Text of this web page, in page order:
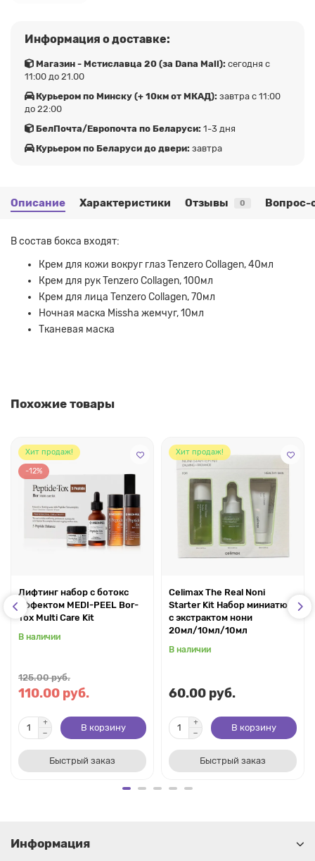
Информация о доставке:
Магазин - Мстиславца 20 (за Dana Mall): сегодня с
11:00 до 21.00
Курьером по Минску (+ 10км от МКАД): завтра с 11:00
до 22:00
БелПочта/Европочта по Беларуси: 1-3 дня
Курьером по Беларуси до двери: завтра
Описание Характеристики Отзывы 0 Вопрос-
В состав бокса входят:
Крем для кожи вокруг глаз Tenzero Collagen, 40мл
Крем для рук Tenzero Collagen, 100мл
Крем для лица Tenzero Collagen, 70мл
Ночная маска Missha жемчуг, 10мл
Тканевая маска
Похожие товары
Хит продаж!
-12%
Лифтинг набор с ботокс
эффектом MEDI-PEEL Bor-
Tox Multi Care Kit
В наличии
125.00 руб.
110.00 руб.
В корзину
Быстрый заказ
Хит продаж!
Celimax The Real Noni
Starter Kit Набор миниатюр
с экстрактом нони
20мл/10мл/10мл
В наличии
60.00 руб.
В корзину
Быстрый заказ
Информация